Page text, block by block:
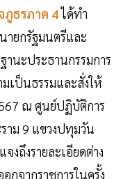
ภูธรภาค 4ได้ทำ
ายกรัฐมนตรีและ
านะประธานกรรมการ
เป็นธรรมและสั่งให้
ณ ศูนย์ปฏิบัติการ
าม 9 แขวงปทุมวัน
งถึงรายละเอียดต่าง
กจากราชการในครั้ง